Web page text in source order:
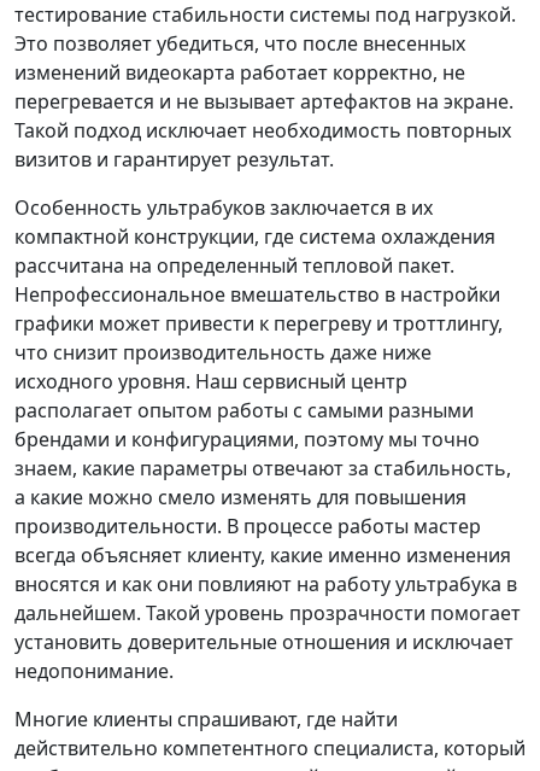
тестирование стабильности системы под нагрузкой.
Это позволяет убедиться, что после внесенных
изменений видеокарта работает корректно, не
перегревается и не вызывает артефактов на экране.
Такой подход исключает необходимость повторных
визитов и гарантирует результат.
Особенность ультрабуков заключается в их
компактной конструкции, где система охлаждения
рассчитана на определенный тепловой пакет.
Непрофессиональное вмешательство в настройки
графики может привести к перегреву и троттлингу,
что снизит производительность даже ниже
исходного уровня. Наш сервисный центр
располагает опытом работы с самыми разными
брендами и конфигурациями, поэтому мы точно
знаем, какие параметры отвечают за стабильность,
а какие можно смело изменять для повышения
производительности. В процессе работы мастер
всегда объясняет клиенту, какие именно изменения
вносятся и как они повлияют на работу ультрабука в
дальнейшем. Такой уровень прозрачности помогает
установить доверительные отношения и исключает
недопонимание.
Многие клиенты спрашивают, где найти
действительно компетентного специалиста, который